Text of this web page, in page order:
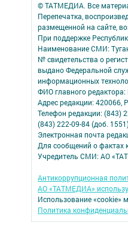
© ТАТМЕДИА. Все
Перепечатка,
размещенной на сайте,
При поддержке
Наименование СМИ:
№ свидетельства о
выдано Федеральной
информационных
ФИО главного
Адрес редакции: 420066,
Телефон редакции: (843)
(843) 222-09-84 (доб.
Электронная почта
Для сообщений о фактах
Учредитель СМИ: АО
Антикоррупционная
АО «ТАТМЕДИА»
Использование «cookie»
Политика